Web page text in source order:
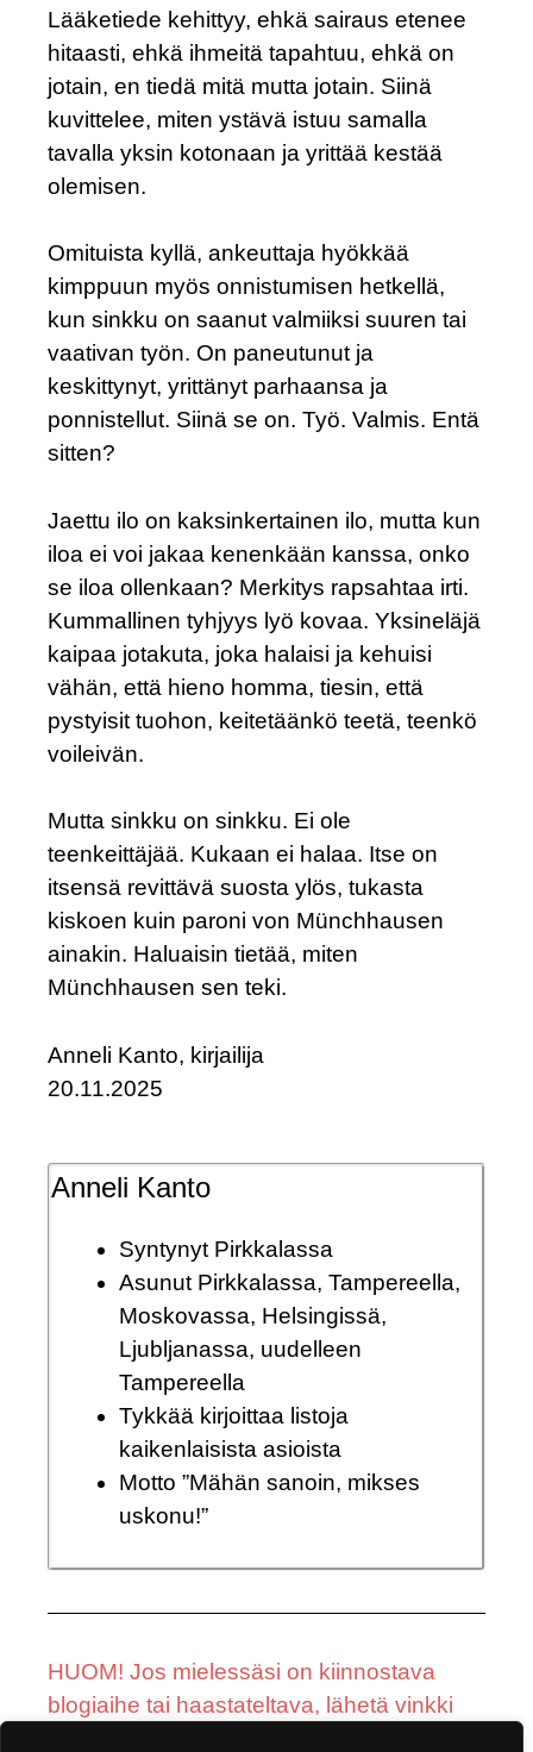
Lääketiede kehittyy, ehkä sairaus etenee
hitaasti, ehkä ihmeitä tapahtuu, ehkä on
jotain, en tiedä mitä mutta jotain. Siinä
kuvittelee, miten ystävä istuu samalla
tavalla yksin kotonaan ja yrittää kestää
olemisen.
Omituista kyllä, ankeuttaja hyökkää
kimppuun myös onnistumisen hetkellä,
kun sinkku on saanut valmiiksi suuren tai
vaativan työn. On paneutunut ja
keskittynyt, yrittänyt parhaansa ja
ponnistellut. Siinä se on. Työ. Valmis. Entä
sitten?
Jaettu ilo on kaksinkertainen ilo, mutta kun
iloa ei voi jakaa kenenkään kanssa, onko
se iloa ollenkaan? Merkitys rapsahtaa irti.
Kummallinen tyhjyys lyö kovaa. Yksineläjä
kaipaa jotakuta, joka halaisi ja kehuisi
vähän, että hieno homma, tiesin, että
pystyisit tuohon, keitetäänkö teetä, teenkö
voileivän.
Mutta sinkku on sinkku. Ei ole
teenkeittäjää. Kukaan ei halaa. Itse on
itsensä revittävä suosta ylös, tukasta
kiskoen kuin paroni von Münchhausen
ainakin. Haluaisin tietää, miten
Münchhausen sen teki.
Anneli Kanto, kirjailija
20.11.2025
Anneli Kanto
Syntynyt Pirkkalassa
Asunut Pirkkalassa, Tampereella,
Moskovassa, Helsingissä,
Ljubljanassa, uudelleen
Tampereella
Tykkää kirjoittaa listoja
kaikenlaisista asioista
Motto ”Mähän sanoin, mikses
uskonu!”
HUOM! Jos mielessäsi on kiinnostava
blogiaihe tai haastateltava, lähetä vinkki